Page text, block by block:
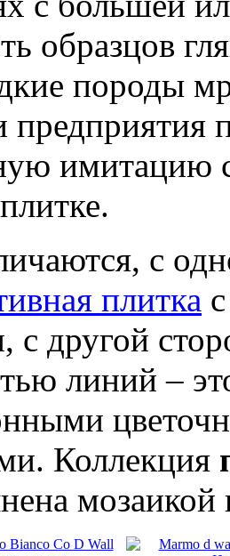
образцов
породы
предприятия
имитацию
с
плитка
с другой
линий –
Коллекция